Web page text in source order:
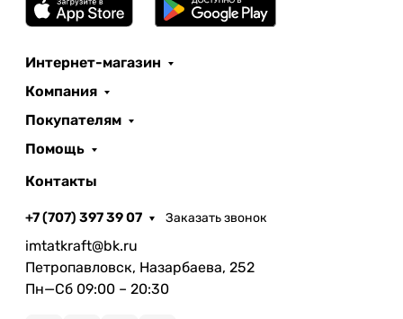
Интернет-магазин
Компания
Покупателям
Помощь
Контакты
+7 (707) 397 39 07 Заказать звонок
imtatkraft@bk.ru
Петропавловск, Назарбаева, 252
Пн—Сб 09:00 – 20:30